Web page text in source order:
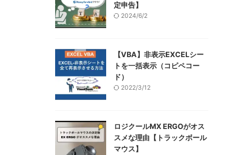
定申告】
2024/6/2
【VBA】非表示EXCELシー
トを一括表示（コピペコー
ド）
2022/3/12
ロジクールMX ERGOがオス
スメな理由【トラックボール
マウス】